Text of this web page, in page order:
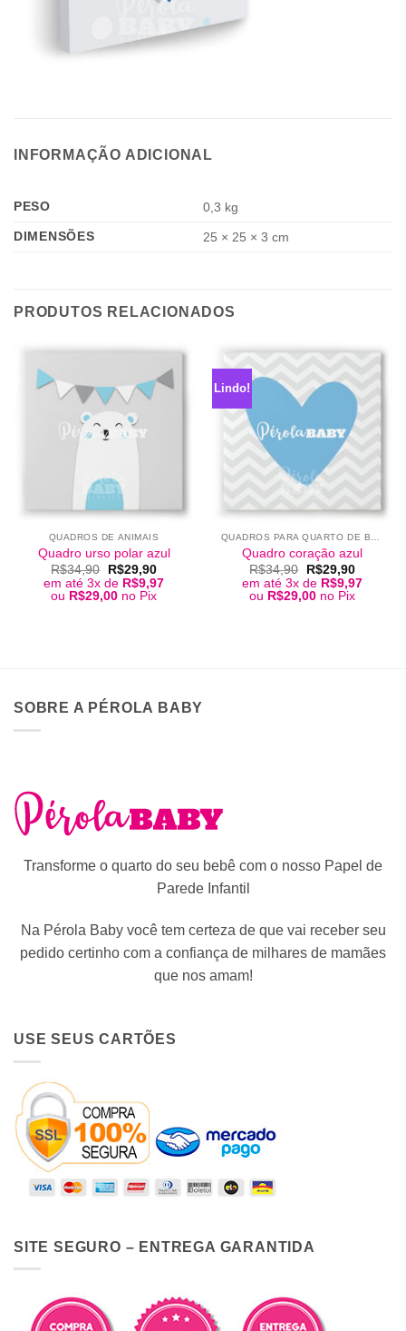
INFORMAÇÃO ADICIONAL
PESO
0,3 kg
DIMENSÕES
25 × 25 × 3 cm
PRODUTOS RELACIONADOS
QUADROS DE ANIMAIS
Quadro urso polar azul
R$34,90
O
preço
original
era:
R$29,90O
preço
atual
é:
em até 3x de R$9,97
ou R$29,00 no Pix
Lindo!
Quadro coração azul
R$34,90
O
preço
original
era:
R$29,90O
preço
atual
é:
em até 3x de R$9,97
ou R$29,00 no Pix
SOBRE A PÉROLA BABY
Transforme o quarto do seu bebê com o nosso Papel de
Parede Infantil
Na Pérola Baby você tem certeza de que vai receber seu
pedido certinho com a confiança de milhares de mamães
que nos amam!
USE SEUS CARTÕES
SITE SEGURO – ENTREGA GARANTIDA